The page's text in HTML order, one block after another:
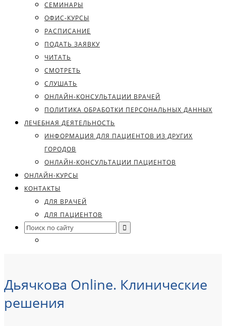
СЕМИНАРЫ
ОФИС-КУРСЫ
РАСПИСАНИЕ
ПОДАТЬ ЗАЯВКУ
ЧИТАТЬ
СМОТРЕТЬ
СЛУШАТЬ
ОНЛАЙН-КОНСУЛЬТАЦИИ ВРАЧЕЙ
ПОЛИТИКА ОБРАБОТКИ ПЕРСОНАЛЬНЫХ ДАННЫХ
ЛЕЧЕБНАЯ ДЕЯТЕЛЬНОСТЬ
ИНФОРМАЦИЯ ДЛЯ ПАЦИЕНТОВ ИЗ ДРУГИХ
ГОРОДОВ
ОНЛАЙН-КОНСУЛЬТАЦИИ ПАЦИЕНТОВ
ОНЛАЙН-КУРСЫ
КОНТАКТЫ
ДЛЯ ВРАЧЕЙ
ДЛЯ ПАЦИЕНТОВ
Search
for:
Дьячкова Online. Клинические
решения